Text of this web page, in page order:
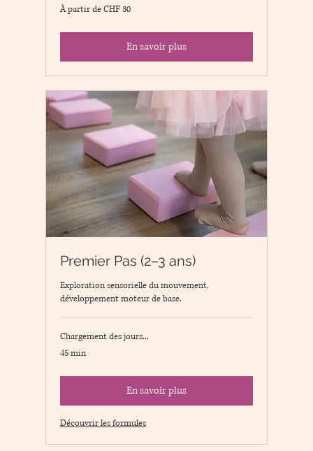
À
partir
À partir de CHF 30
En savoir plus
Premier Pas (2–3 ans)
Exploration sensorielle du mouvement,
développement moteur de base.
Chargement des jours...
45 min
En savoir plus
Découvrir les formules